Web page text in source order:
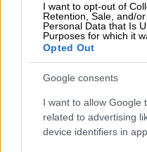
I want to opt-out of
Retention, Sale, and/
Personal Data that Is
Purposes for which it
Opted Out
Google consents
I want to allow Google
related to advertising
device identifiers in
Θεσσαλονίκη στις
συνδράμει στις
διάσωσης στις
Τουρκίας. Την
Προξενείο της
και η Τούρκικη
ΟΛΕΣ ΟΙ ΕΙΔΗΣΕΙΣ